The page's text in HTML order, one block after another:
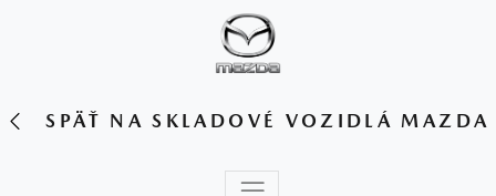
SPÄŤ NA SKLADOVÉ VOZIDLÁ MAZDA